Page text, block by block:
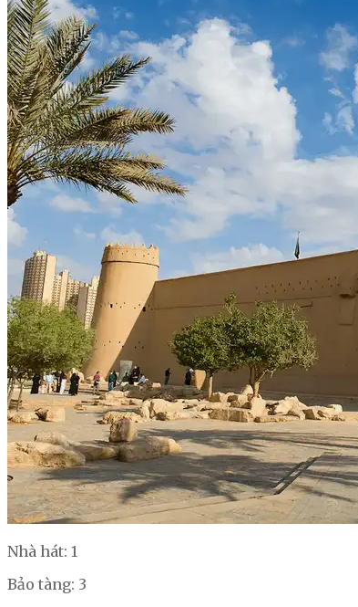
Nhà hát: 1
Bảo tàng: 3